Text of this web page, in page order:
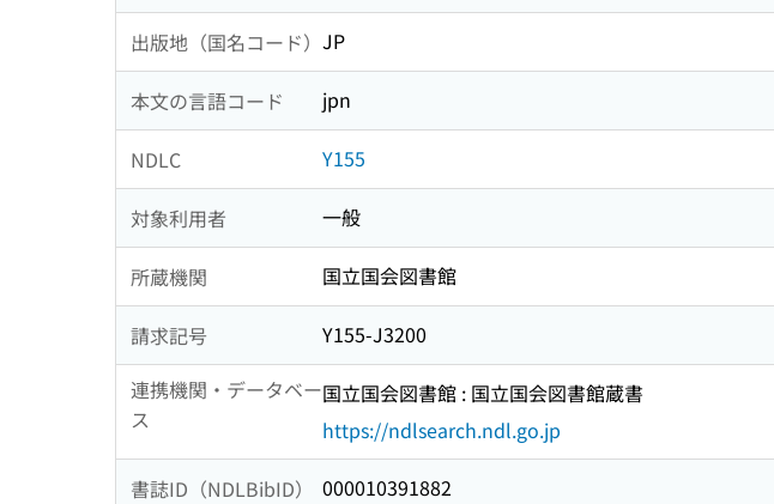
出版地（国名コード） JP
本文の言語コード jpn
NDLC Y155
対象利用者 一般
所蔵機関 国立国会図書館
請求記号
Y155-J3200
連携機関・データベー
ス
国立国会図書館 : 国立国会図書館蔵書
https://ndlsearch.ndl.go.jp
書誌ID（NDLBibID）
000010391882